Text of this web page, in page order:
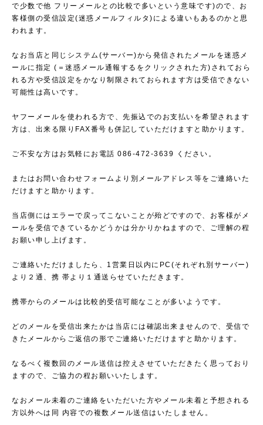
で少数で他 フリーメールとの比較で多いという意味です)ので、お
客様側の受信設定(迷惑メールフィルタ)による違いもあるのかと思
われます。
なお当店と同じシステム(サーバー)から発信されたメールを迷惑メ
ールに指定 (＝迷惑メール通報するをクリックされた方)されておら
れる方や受信設定をかなり制限されておられます方は受信できない
可能性は高いです。
ヤフーメールを使われる方で、先振込でのお支払いを希望されます
方は、出来る限りFAX番号も併記していただけますと助かります。
ご不安な方はお気軽にお電話 086-472-3639 ください。
またはお問い合わせフォームより別メールアドレス等をご連絡いた
だけますと助かります。
当店側にはエラーで戻ってこないことが殆どですので、お客様がメ
ールを受信できているかどうかは分かりかねますので、ご理解の程
お願い申し上げます。
ご連絡いただけましたら、1営業日以内にPC(それぞれ別サーバー)
より２通、携 帯より１通送らせていただきます。
携帯からのメールは比較的受信可能なことが多いようです。
どのメールを受信出来たかは当店には確認出来ませんので、受信で
きたメールからご返信の形でご連絡いただけますと助かります。
なるべく複数回のメール送信は控えさせていただきたく思っており
ますので、ご協力の程お願いいたします。
なおメール未着のご連絡をいただいた方やメール未着と予想される
方以外へは同 内容での複数メール送信はいたしません。